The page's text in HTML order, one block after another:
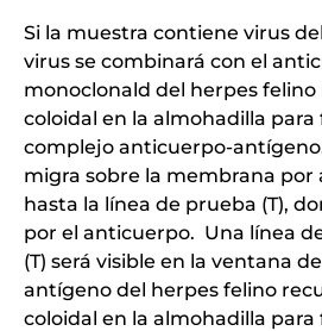
Si la muestra contiene virus
virus se combinará con el
monoclonald del herpes
coloidal en la almohadilla
complejo anticuerpo-
migra sobre la membrana por
hasta la línea de prueba (T),
por el anticuerpo. Una línea
(T) será visible en la ventana
antígeno del herpes felino
coloidal en la almohadilla